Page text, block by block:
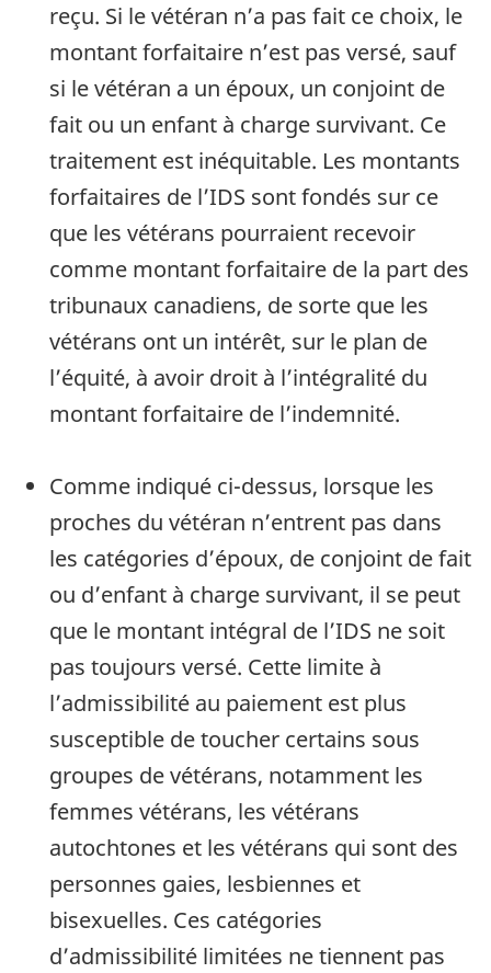
reçu. Si le vétéran n’a pas fait ce choix, le
montant forfaitaire n’est pas versé, sauf
si le vétéran a un époux, un conjoint de
fait ou un enfant à charge survivant. Ce
traitement est inéquitable. Les montants
forfaitaires de l’IDS sont fondés sur ce
que les vétérans pourraient recevoir
comme montant forfaitaire de la part des
tribunaux canadiens, de sorte que les
vétérans ont un intérêt, sur le plan de
l’équité, à avoir droit à l’intégralité du
montant forfaitaire de l’indemnité.
Comme indiqué ci-dessus, lorsque les
proches du vétéran n’entrent pas dans
les catégories d’époux, de conjoint de fait
ou d’enfant à charge survivant, il se peut
que le montant intégral de l’IDS ne soit
pas toujours versé. Cette limite à
l’admissibilité au paiement est plus
susceptible de toucher certains sous
groupes de vétérans, notamment les
femmes vétérans, les vétérans
autochtones et les vétérans qui sont des
personnes gaies, lesbiennes et
bisexuelles. Ces catégories
d’admissibilité limitées ne tiennent pas